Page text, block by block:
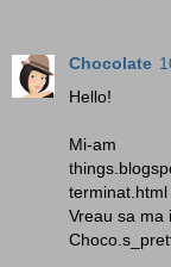
Chocolate
Hello!
Mi-am
terminat.html
Vreau sa ma